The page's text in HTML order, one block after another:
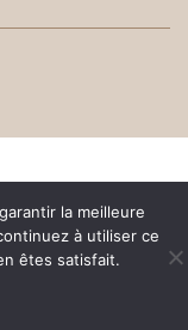
la meilleure
à utiliser ce
êtes satisfait.